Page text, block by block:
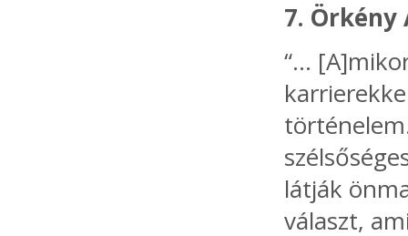
7. Örkény
“…
látják
választ,